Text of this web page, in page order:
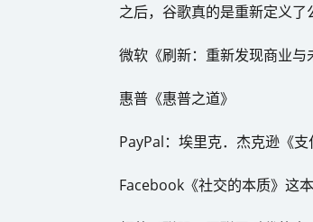
之后，谷歌真的是重新定义了
微软《刷新：重新发现商业与
惠普《惠普之道》
PayPal：埃里克．杰克逊《
Facebook《社交的本质》这